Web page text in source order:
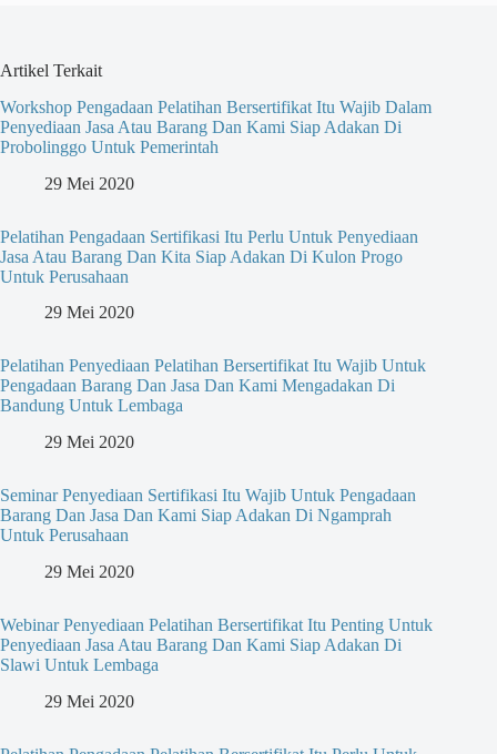
Artikel Terkait
Workshop Pengadaan Pelatihan Bersertifikat Itu Wajib Dalam
Penyediaan Jasa Atau Barang Dan Kami Siap Adakan Di
Probolinggo Untuk Pemerintah
29 Mei 2020
Pelatihan Pengadaan Sertifikasi Itu Perlu Untuk Penyediaan
Jasa Atau Barang Dan Kita Siap Adakan Di Kulon Progo
Untuk Perusahaan
29 Mei 2020
Pelatihan Penyediaan Pelatihan Bersertifikat Itu Wajib Untuk
Pengadaan Barang Dan Jasa Dan Kami Mengadakan Di
Bandung Untuk Lembaga
29 Mei 2020
Seminar Penyediaan Sertifikasi Itu Wajib Untuk Pengadaan
Barang Dan Jasa Dan Kami Siap Adakan Di Ngamprah
Untuk Perusahaan
29 Mei 2020
Webinar Penyediaan Pelatihan Bersertifikat Itu Penting Untuk
Penyediaan Jasa Atau Barang Dan Kami Siap Adakan Di
Slawi Untuk Lembaga
29 Mei 2020